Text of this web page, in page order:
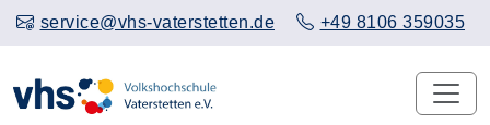
service@vhs-vaterstetten.de +49 8106 359035